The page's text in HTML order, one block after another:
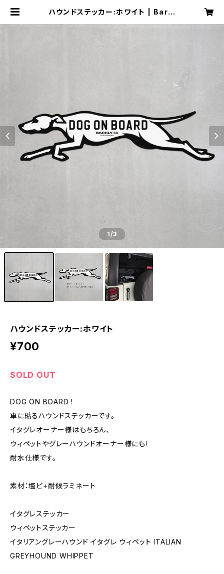
ハウンドステッカー:ホワイト | Barkl
1/3
ハウンドステッカー:ホワイト
¥700
SOLD OUT
DOG ON BOARD !
車に貼るハウンドステッカーです。
イタグレオーナー様はもちろん、
ウィペットやグレーハウンドオーナー様にも！
耐水仕様です。
素材：塩ビ+耐候ラミネート
イタグレステッカー
ウィペットステッカー
イタリアングレーハウンド イタグレ ウィペット ITALIAN
GREYHOUND WHIPPET